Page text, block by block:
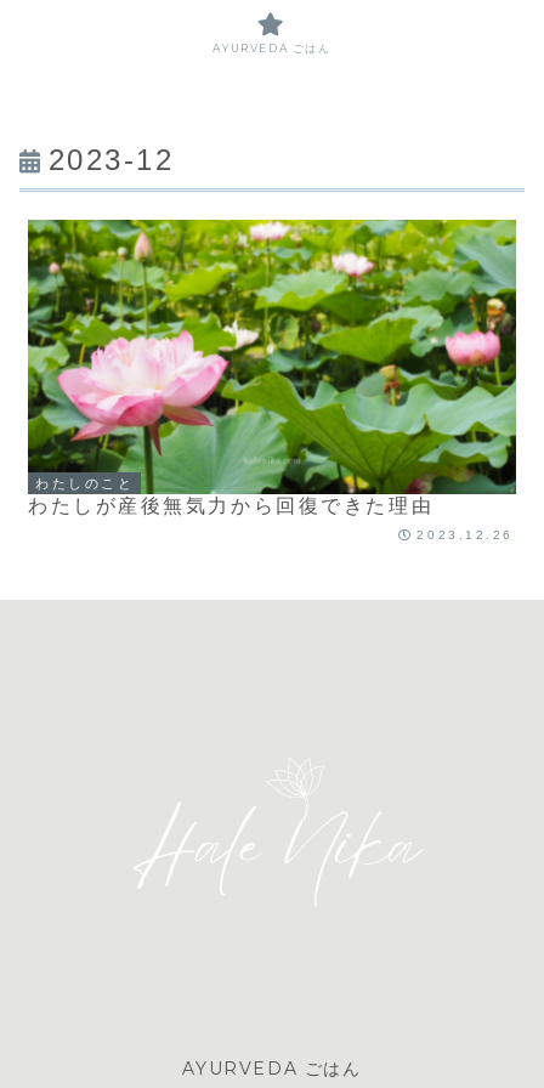
2023-12
わたしのこと
わたしが産後無気力から回復できた理由
2023.12.26
AYURVEDA ごはん
AYURVEDA ごはん